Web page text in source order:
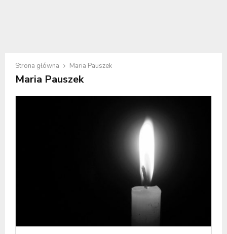
Strona główna Maria Pauszek
Maria Pauszek